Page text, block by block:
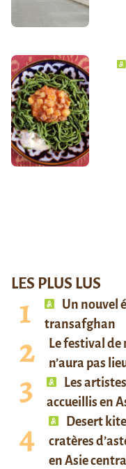
LES PLUS LUS
Un nouvel
transafghan
Le festival
n’aura pas
Les
accueillis en
Desert
cratères
en Asie